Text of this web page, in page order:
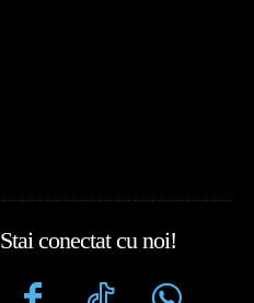
Stai conectat cu noi!